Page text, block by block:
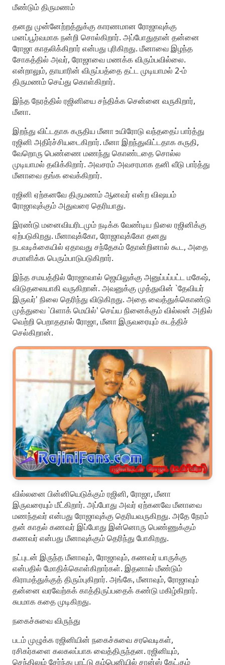
மீண்டும் திருமணம்
தனது முன்னேற்றத்துக்கு காரணமான ரோஜாவுக்கு
மனப்பூர்வமாக நன்றி சொல்கிறார். அப்போதுதான் தன்னை
ரோஜா காதலிக்கிறார் என்பது புரிகிறது. மீனாவை இழந்த
சோகத்தில் அவர், ரோஜாவை மணக்க விரும்பவில்லை.
என்றாலும், தாயாரின் விருப்பத்தை தட்ட முடியாமல் 2-ம்
திருமணம் செய்து கொள்கிறார்.
இந்த நேரத்தில் ரஜினியை சந்திக்க சென்னை வருகிறார்,
மீனா.
இறந்து விட்டதாக கருதிய மீனா உயிரோடு வந்ததைப் பார்த்து
ரஜினி அதிர்ச்சியடைகிறார். மீனா இறந்துவிட்டதாக கருதி,
வேறொரு பெண்ணை மணந்து கொண்டதை சொல்ல
முடியாமல் தவிக்கிறார். அவசரம் அவசரமாக தனி வீடு பார்த்து
மீனாவை தங்க வைக்கிறார்.
ரஜினி ஏற்கனவே திருமணம் ஆனவர் என்ற விஷயம்
ரோஜாவுக்கும் அதுவரை தெரியாது.
இரண்டு மனைவியரிடமும் நடிக்க வேண்டிய நிலை ரஜினிக்கு
ஏற்படுகிறது. மீனாவுக்கோ, ரோஜாவுக்கோ தனது
நடவடிக்கையில் ஏதாவது சந்தேகம் தோன்றினால் கூட, அதை
சமாளிக்க பெரும்பாடுபடுகிறார்.
இந்த சமயத்தில் ரோஜாவால் ஜெயிலுக்கு அனுப்பப்பட்ட மகேஷ்,
விடுதலையாகி வருகிறான். அவனுக்கு முத்துவின் `தேவியர்
இருவர்' நிலை தெரிந்து விடுகிறது. அதை வைத்துக்கொண்டு
முத்துவை `பிளாக் மெயில்' செய்ய நினைக்கும் வில்லன் அதில்
வெற்றி பெறாததால் ரோஜா, மீனா இருவரையும் கடத்திச்
செல்கிறான்.
வில்லனை பின்னியெடுக்கும் ரஜினி, ரோஜா, மீனா
இருவரையும் மீட்கிறார். அப்போது அவர் ஏற்கனவே மீனாவை
மணந்தவர் என்பது ரோஜாவுக்கு தெரியவருகிறது. அதே நேரம்
தன் காதல் கணவர் இப்போது இன்னொரு பெண்ணுக்கும்
கணவர் என்பது மீனாவுக்கும் தெரிந்து போகிறது.
நட்புடன் இருந்த மீனாவும், ரோஜாவும், கணவர் யாருக்கு
என்பதில் மோதிக்கொள்கிறார்கள். இதனால் மீண்டும்
கிராமத்துக்குத் திரும்புகிறார். அங்கே, மீனாவும், ரோஜாவும்
தன்னை வரவேற்கக் காத்திருப்பதைக் கண்டு மகிழ்கிறார்.
சுபமாக கதை முடிகிறது.
நகைச்சுவை விருந்து
படம் முழுக்க ரஜினியின் நகைச்சுவை சரவெடிகள்,
ரசிகர்களை கலகலப்பாக வைத்திருந்தன. ரஜினியும்,
செந்திலும் சேர்ந்து பாட்டு கம்பெனியில் சான்ஸ் கேட்கும்